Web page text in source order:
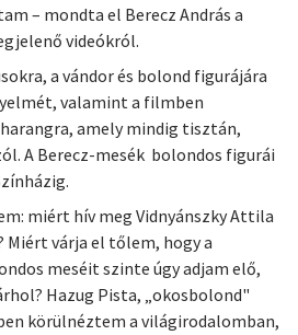
– mondta el Berecz András a
videókról.
a vándor és bolond figurájára
valamint a filmben
amely mindig tisztán,
A Berecz-mesék bolondos figurái
miért hív meg Vidnyánszky Attila
Miért várja el tőlem, hogy a
meséit szinte úgy adjam elő,
Hazug Pista, „okosbolond"
körülnéztem a világirodalomban,